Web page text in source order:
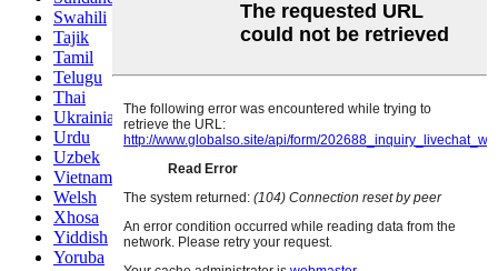
Swahili
Tajik
Tamil
Telugu
Thai
Ukrainian
Urdu
Uzbek
Vietnamese
Welsh
Xhosa
Yiddish
Yoruba